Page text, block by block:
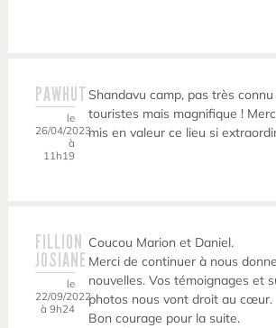
PAWHUT
le
26/04/2023
à
11h19
Shandavu camp, pas très
touristes mais magnifique !
mis en valeur ce lieu si
FILLION
JOSIANE
le
22/09/2022
à 9h24
Coucou Marion et Daniel.
Merci de continuer à nous
nouvelles. Vos témoignages et
photos nous vont droit au cœur.
Bon courage pour la suite.